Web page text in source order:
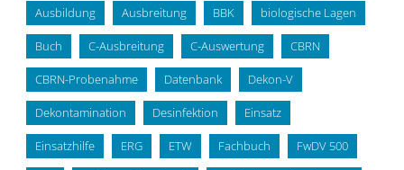
Ausbildung Ausbreitung BBK biologische Lagen
Buch C-Ausbreitung C-Auswertung CBRN
CBRN-Probenahme Datenbank Dekon-V
Dekontamination Desinfektion Einsatz
Einsatzhilfe ERG ETW Fachbuch FwDV 500